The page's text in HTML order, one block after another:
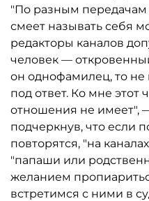
"По разным передачам
смеет называть себя
редакторы каналов
человек —
он однофамилец, то
под ответ. Ко мне этот
отношения не имеет",
подчеркнув, что если
повторятся, "на
"папаши или
желанием
встретимся с ними в